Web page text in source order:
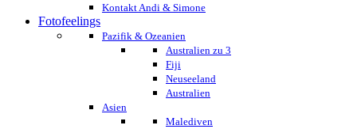
Kontakt Andi & Simone
Fotofeelings
Pazifik & Ozeanien
Australien zu 3
Fiji
Neuseeland
Australien
Asien
Malediven